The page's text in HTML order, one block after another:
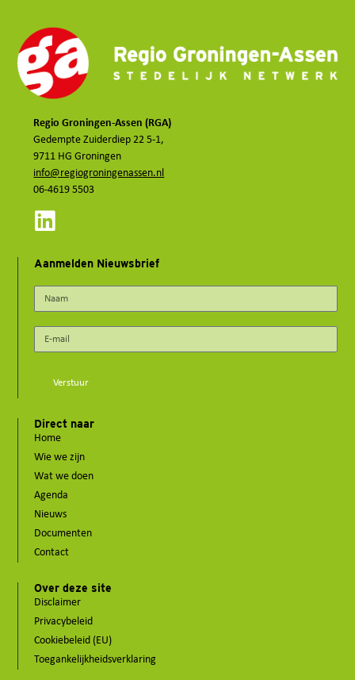
Regio Groningen-Assen (RGA)
Gedempte Zuiderdiep 22 5-1,
9711 HG Groningen
info@regiogroningenassen.nl
06-4619 5503
Aanmelden Nieuwsbrief
Verstuur
Direct naar
Home
Wie we zijn
Wat we doen
Agenda
Nieuws
Documenten
Contact
Over deze site
Disclaimer
Privacybeleid
Cookiebeleid (EU)
Toegankelijkheidsverklaring